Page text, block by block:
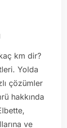
km dir?
Yolda
çözümler
hakkında
ve